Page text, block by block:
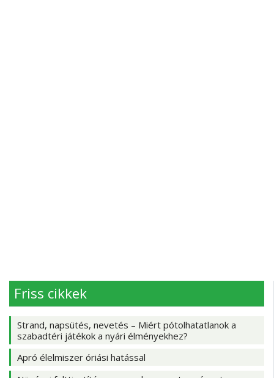
Friss cikkek
Strand, napsütés, nevetés – Miért pótolhatatlanok a
szabadtéri játékok a nyári élményekhez?
Apró élelmiszer óriási hatással